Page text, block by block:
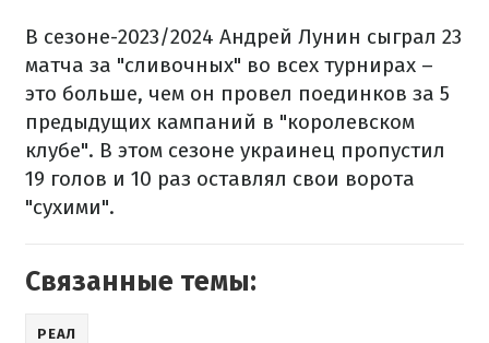
В сезоне-2023/2024 Андрей Лунин сыграл 23
матча за "сливочных" во всех турнирах –
это больше, чем он провел поединков за 5
предыдущих кампаний в "королевском
клубе". В этом сезоне украинец пропустил
19 голов и 10 раз оставлял свои ворота
"сухими".
Связанные темы:
РЕАЛ